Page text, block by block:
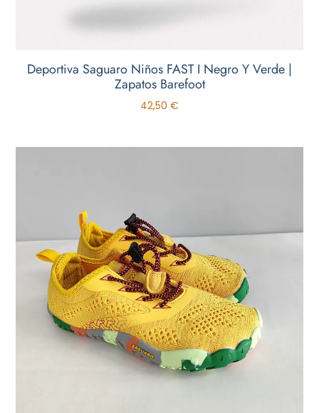
Deportiva Saguaro Niños FAST I Negro Y Verde |
Zapatos Barefoot
42,50 €